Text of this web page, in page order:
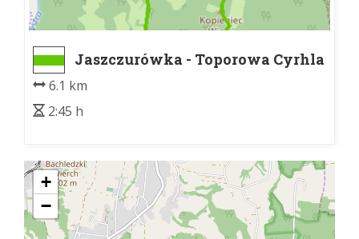
Jaszczurówka - Toporowa Cyrhla
6.1 km
2:45 h
+
−